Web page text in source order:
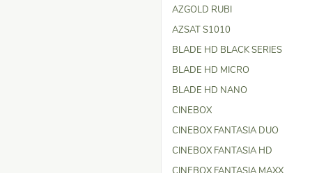
AZGOLD RUBI
AZSAT S1010
BLADE HD BLACK SERIES
BLADE HD MICRO
BLADE HD NANO
CINEBOX
CINEBOX FANTASIA DUO
CINEBOX FANTASIA HD